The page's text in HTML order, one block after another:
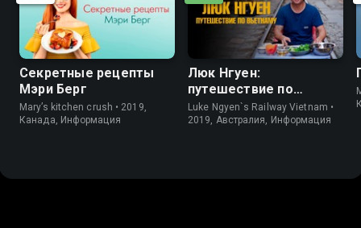
Секретные рецепты
Мэри Берг
Mary’s kitchen crush • 2019,
Канада, Информация
Люк Нгуен:
путешествие по
Вьетнаму
Luke Ngyen`s Railway Vietnam •
2019, Австралия, Информация